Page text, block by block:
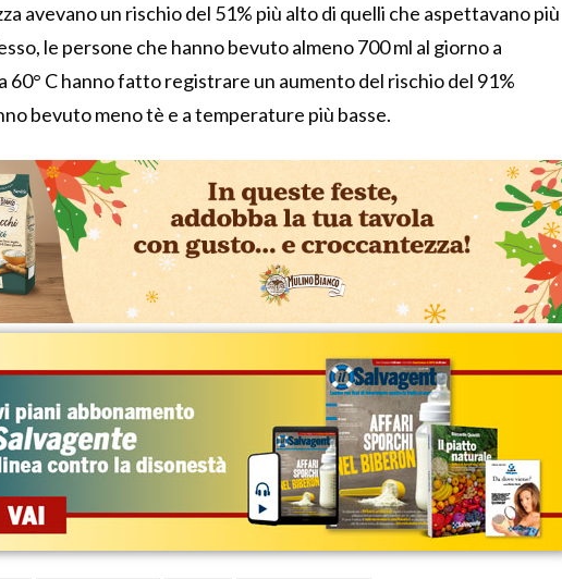
avevano un rischio del 51% più alto di quelli che aspettavano più
le persone che hanno bevuto almeno 700 ml al giorno a
C hanno fatto registrare un aumento del rischio del 91%
bevuto meno tè e a temperature più basse.